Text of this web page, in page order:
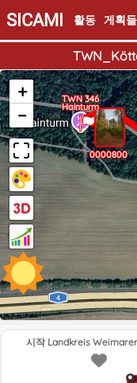
SICAMI 활동 게획들
0000800
TWN 346
Hainturm
+
−
시작 Landkreis